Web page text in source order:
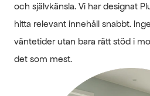
och självkänsla. Vi har designat
hitta relevant innehåll snabbt.
väntetider utan bara rätt stöd i
det som mest.